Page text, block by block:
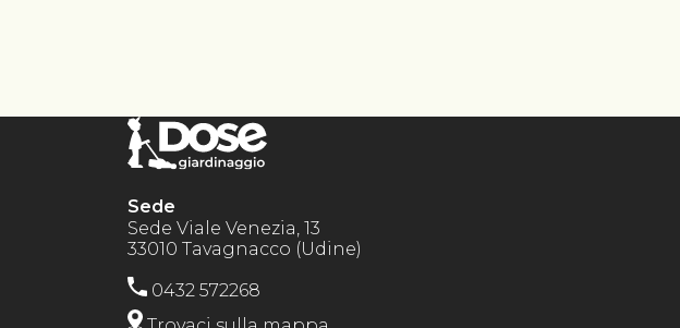
Sede
Sede Viale Venezia, 13
33010 Tavagnacco (Udine)
0432 572268